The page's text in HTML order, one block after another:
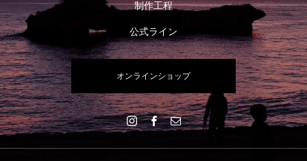
制作工程
公式ライン
オンラインショップ